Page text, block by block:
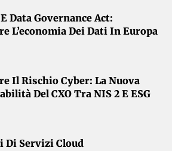
Data Governance Act:
L’economia Dei Dati In Europa
Il Rischio Cyber: La Nuova
Del CXO Tra NIS 2 E ESG
Di Servizi Cloud